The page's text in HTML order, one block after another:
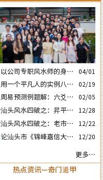
以公司专职风水师的身份
应邀出席《星橙网络科技
公司》成立5周年庆典
04/01
用一个平凡人的实例八字
论断2026马年的流年运势
02/19
周易预测例题解：六爻占
卜2026年流年运势卦象分
析
02/05
汕头风水四破之：昇平路
骑楼拆毁破坏了蜘蛛网的
风水局
12/28
汕头风水四破之：老市政
府楼反向改造破坏了水局
风水。
12/22
论汕头市《锦峰嘉信大
12/20
更多…
热点资讯—奇门遁甲